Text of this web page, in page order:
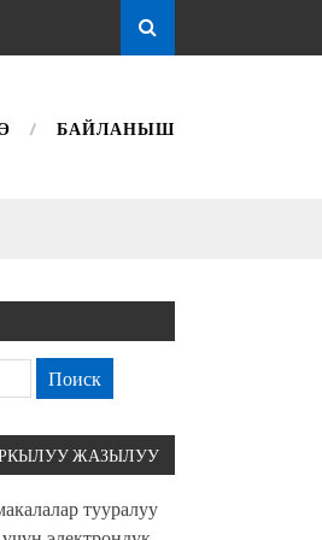
БАЙЛАНЫШ
ЖАЗЫЛУУ
тууралуу